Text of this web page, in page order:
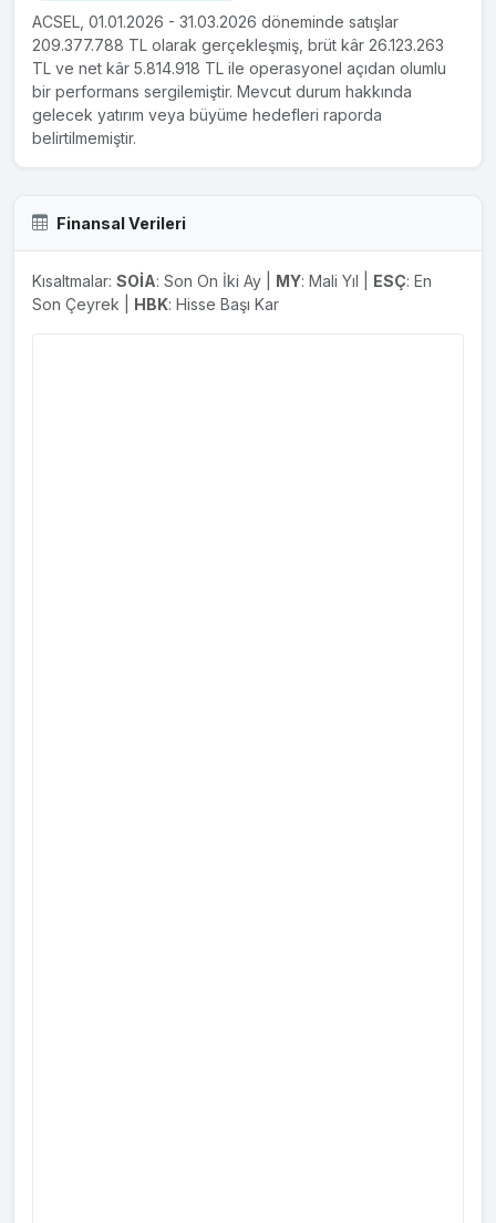
ACSEL, 01.01.2026 - 31.03.2026 döneminde satışlar
209.377.788 TL olarak gerçekleşmiş, brüt kâr 26.123.263
TL ve net kâr 5.814.918 TL ile operasyonel açıdan olumlu
bir performans sergilemiştir. Mevcut durum hakkında
gelecek yatırım veya büyüme hedefleri raporda
belirtilmemiştir.
Finansal Verileri
Kısaltmalar: SOİA: Son On İki Ay | MY: Mali Yıl | ESÇ: En
Son Çeyrek | HBK: Hisse Başı Kar